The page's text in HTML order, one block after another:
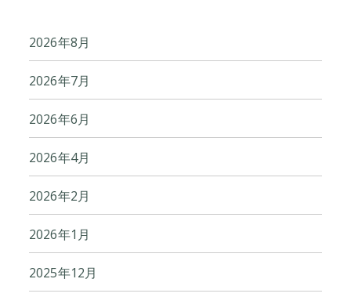
2026年8月
2026年7月
2026年6月
2026年4月
2026年2月
2026年1月
2025年12月